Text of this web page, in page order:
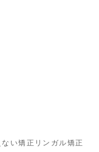
ない矯正リンガル矯正